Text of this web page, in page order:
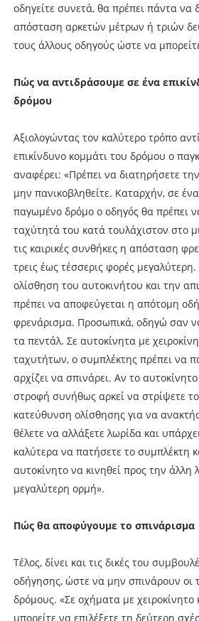
οδηγείτε συνετά, θα πρέπει πάντα να
απόσταση αρκετών μέτρων ή τριών
τους άλλους οδηγούς ώστε να
Πώς να αντιδράσουμε σε ένα
δρόμου
Αξιολογώντας τον καλύτερο τρόπο
επικίνδυνο κομμάτι του δρόμου ο
αναφέρει: «Πρέπει να διατηρήσετε
μην πανικοβληθείτε. Καταρχήν, σε
παγωμένο δρόμο ο οδηγός θα πρέπει
ταχύτητά του κατά τουλάχιστον στο
τις καιρικές συνθήκες η απόσταση
τρεις έως τέσσερις φορές
ολίσθηση του αυτοκινήτου και την
πρέπει να αποφεύγεται η απότομη
φρενάρισμα. Προσωπικά, οδηγώ σαν
τα πεντάλ. Σε αυτοκίνητα με
ταχυτήτων, ο συμπλέκτης πρέπει να
αρχίζει να σπινάρει. Αν το
στροφή συνήθως αρκεί να στρίψετε
κατεύθυνση ολίσθησης για να
θέλετε να αλλάξετε λωρίδα και
καλύτερα να πατήσετε το συμπλέκτη
αυτοκίνητο να κινηθεί προς την άλλη
μεγαλύτερη ορμή».
Πώς θα αποφύγουμε το σπινάρισμα
Τέλος, δίνει και τις δικές του
οδήγησης, ώστε να μην σπινάρουν οι
δρόμους. «Σε οχήματα με χειροκίνητο
μπορείτε να επιλέξετε τη δεύτερη